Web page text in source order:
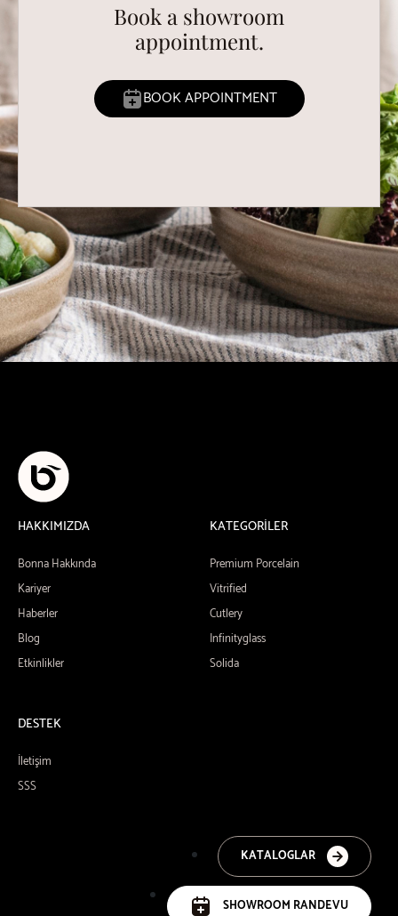
Book a showroom
appointment.
BOOK APPOINTMENT
HAKKIMIZDA
Bonna Hakkında
Kariyer
Haberler
Blog
Etkinlikler
KATEGORİLER
Premium Porcelain
Vitrified
Cutlery
Infinityglass
Solida
DESTEK
İletişim
SSS
KATALOGLAR
SHOWROOM RANDEVU